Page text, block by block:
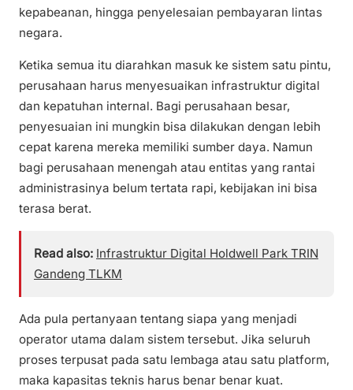
kepabeanan, hingga penyelesaian pembayaran lintas
negara.
Ketika semua itu diarahkan masuk ke sistem satu pintu,
perusahaan harus menyesuaikan infrastruktur digital
dan kepatuhan internal. Bagi perusahaan besar,
penyesuaian ini mungkin bisa dilakukan dengan lebih
cepat karena mereka memiliki sumber daya. Namun
bagi perusahaan menengah atau entitas yang rantai
administrasinya belum tertata rapi, kebijakan ini bisa
terasa berat.
Read also: Infrastruktur Digital Holdwell Park TRIN
Gandeng TLKM
Ada pula pertanyaan tentang siapa yang menjadi
operator utama dalam sistem tersebut. Jika seluruh
proses terpusat pada satu lembaga atau satu platform,
maka kapasitas teknis harus benar benar kuat.